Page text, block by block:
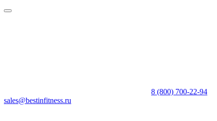
8 (800) 700-22-94
sales@bestinfitness.ru